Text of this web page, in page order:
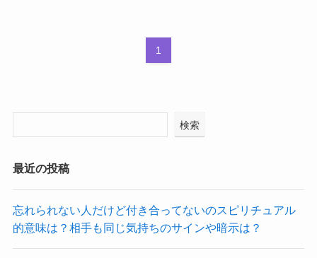
1
検索
最近の投稿
忘れられない人だけど付き合ってないのスピリチュアル
的意味は？相手も同じ気持ちのサインや暗示は？